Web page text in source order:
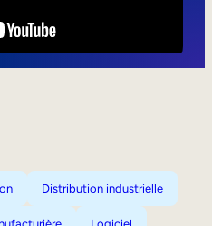
Distribution industrielle